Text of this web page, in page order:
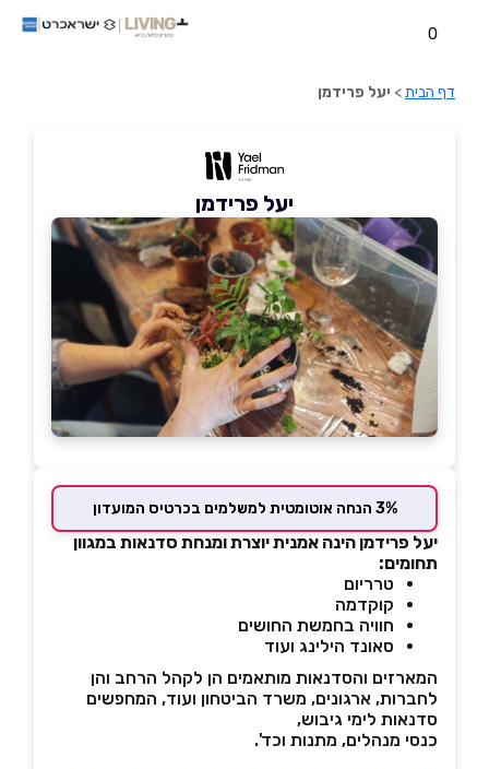
0
דף הבית> יעל פרידמן
יעל פרידמן
3% הנחה אוטומטית למשלמים בכרטיס המועדון
יעל פרידמן הינה אמנית יוצרת ומנחת סדנאות במגוון
תחומים:
טרריום
קוקדמה
חוויה בחמשת החושים
סאונד הילינג ועוד
המארזים והסדנאות מותאמים הן לקהל הרחב והן
לחברות, ארגונים, משרד הביטחון ועוד, המחפשים
סדנאות לימי גיבוש,
כנסי מנהלים, מתנות וכד'.